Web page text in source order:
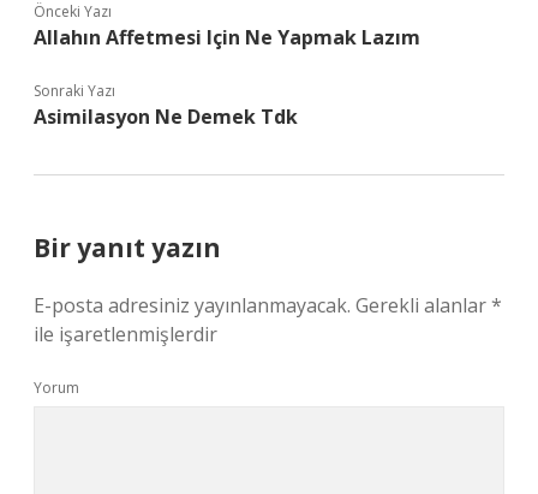
Önceki Yazı
Allahın Affetmesi Için Ne Yapmak Lazım
Sonraki Yazı
Asimilasyon Ne Demek Tdk
Bir yanıt yazın
E-posta adresiniz yayınlanmayacak. Gerekli alanlar*
ile işaretlenmişlerdir
Yorum